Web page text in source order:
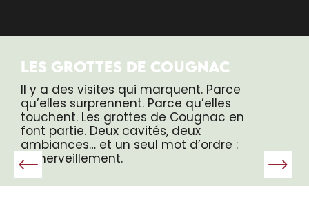
LES GROTTES DE COUGNAC
Il y a des visites qui marquent. Parce
qu’elles surprennent. Parce qu’elles
touchent. Les grottes de Cougnac en
font partie. Deux cavités, deux
ambiances… et un seul mot d’ordre :
l’émerveillement.